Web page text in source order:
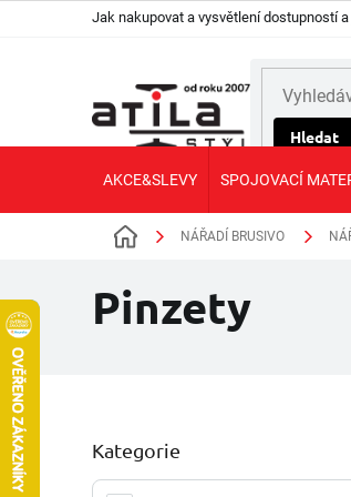
Jak nakupovat a vysvětlení dostupností a
Hledat
AKCE&SLEVY SPOJOVACÍ
Domů NÁŘADÍ BRUSIVO
Pinzety
o
s
Přeskočit
kategorie
Kategorie